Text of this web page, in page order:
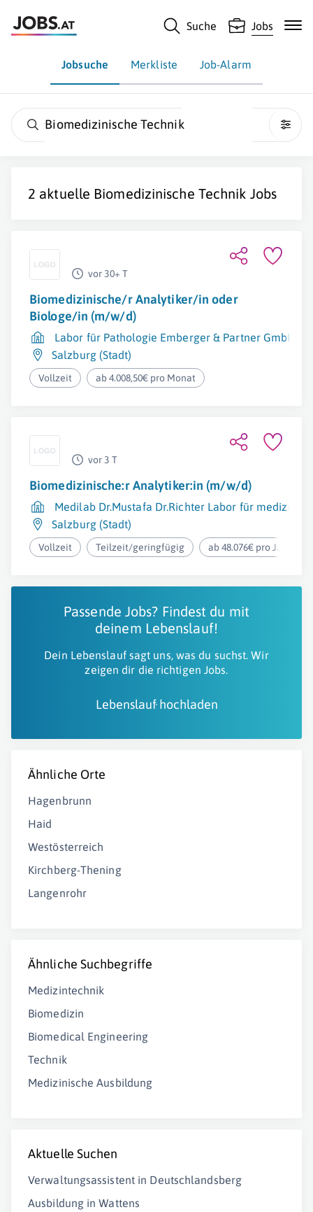
Suche Jobs
Jobsuche Merkliste Job-Alarm
Biomedizinische Technik
2 aktuelle Biomedizinische Technik Jobs
vor 30+ T
Biomedizinische/r Analytiker/in oder
Biologe/in (m/w/d)
Labor für Pathologie Emberger & Partner GmbH
Salzburg (Stadt)
Vollzeit ab 4.008,50€ pro Monat
vor 3 T
Biomedizinische:r Analytiker:in (m/w/d)
Medilab Dr.Mustafa Dr.Richter Labor für
Salzburg (Stadt)
Vollzeit Teilzeit/geringfügig ab 48.076€ pro Jahr
Passende Jobs? Findest du mit
deinem Lebenslauf!
Dein Lebenslauf sagt uns, was du suchst. Wir
zeigen dir die richtigen Jobs.
Lebenslauf hochladen
Ähnliche Orte
Hagenbrunn
Haid
Westösterreich
Kirchberg-Thening
Langenrohr
Ähnliche Suchbegriffe
Medizintechnik
Biomedizin
Biomedical Engineering
Technik
Medizinische Ausbildung
Aktuelle Suchen
Verwaltungsassistent in Deutschlandsberg
Ausbildung in Wattens